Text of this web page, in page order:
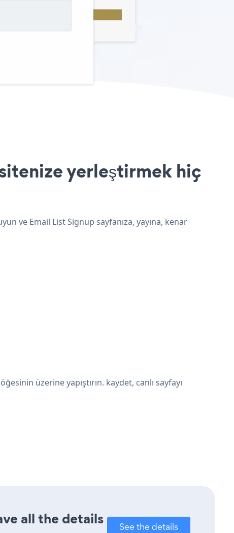
yerleştirmek hiç
ve Email List Signup sayfanıza, yayına, kenar
üzerine yapıştırın. kaydet, canlı sayfayı
all the details
See the details